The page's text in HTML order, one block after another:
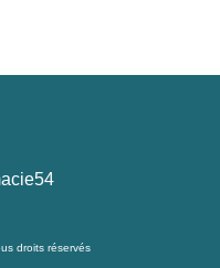
droits réservés